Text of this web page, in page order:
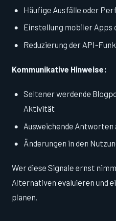
Häufige Ausfälle oder
Einstellung mobiler Apps
Reduzierung der API-
Kommunikative Hinweise:
Seltener werdende
Aktivität
Ausweichende
Änderungen in den
Wer diese Signale ernst
Alternativen evaluieren und
planen.